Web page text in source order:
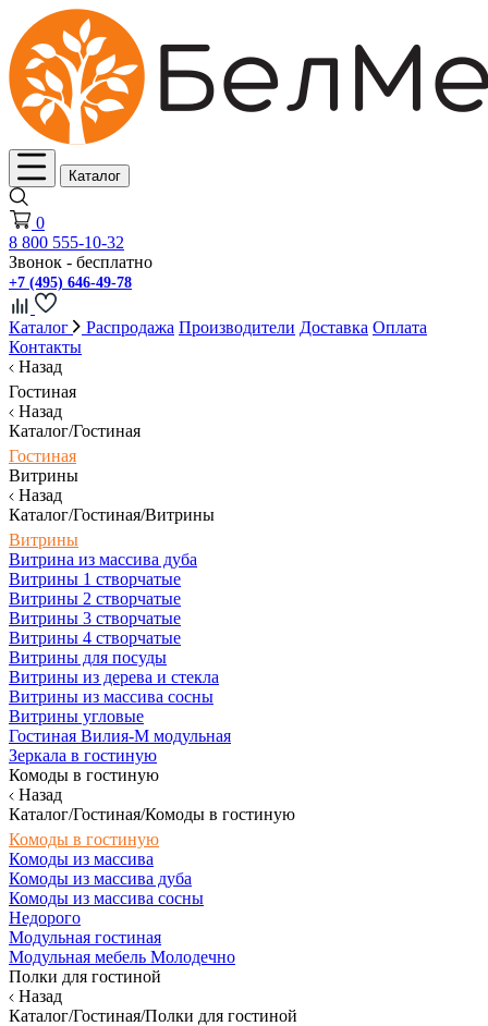
Каталог
0
8 800 555-10-32
Звонок - бесплатно
+7 (495) 646-49-78
Каталог Распродажа Производители Доставка Оплата
Контакты
Назад
Гостиная
Назад
Каталог/Гостиная
Гостиная
Витрины
Назад
Каталог/Гостиная/Витрины
Витрины
Витрина из массива дуба
Витрины 1 створчатые
Витрины 2 створчатые
Витрины 3 створчатые
Витрины 4 створчатые
Витрины для посуды
Витрины из дерева и стекла
Витрины из массива сосны
Витрины угловые
Гостиная Вилия-М модульная
Зеркала в гостиную
Комоды в гостиную
Назад
Каталог/Гостиная/Комоды в гостиную
Комоды в гостиную
Комоды из массива
Комоды из массива дуба
Комоды из массива сосны
Недорого
Модульная гостиная
Модульная мебель Молодечно
Полки для гостиной
Назад
Каталог/Гостиная/Полки для гостиной